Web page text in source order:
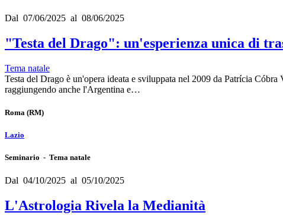
Dal 07/06/2025 al 08/06/2025
"Testa del Drago": un'esperienza unica di
Tema natale
Testa del Drago è un'opera ideata e sviluppata nel 2009 da Patrícia
raggiungendo anche l'Argentina e…
Roma (RM)
Lazio
Seminario - Tema natale
Dal 04/10/2025 al 05/10/2025
L'Astrologia Rivela la Medianità